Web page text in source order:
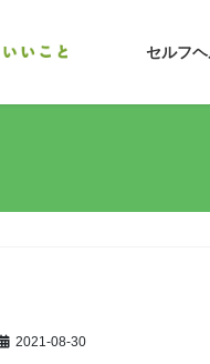
セルフヘ
2021-08-30